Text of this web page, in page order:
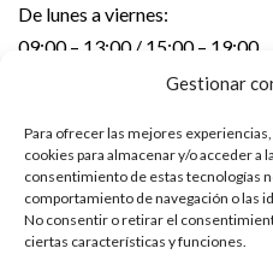
Gestionar
Para ofrecer las mejores
cookies para almacenar y/o acceder a
consentimiento de estas tecnologías
comportamiento de navegación o las
No consentir o retirar el
ciertas características y funciones.
De lunes a viernes:
09:00 – 13:00 / 15:00 – 19:00
Errebal kalea 6 – 1º izda.
20600 EIBAR (Gipuzkoa)